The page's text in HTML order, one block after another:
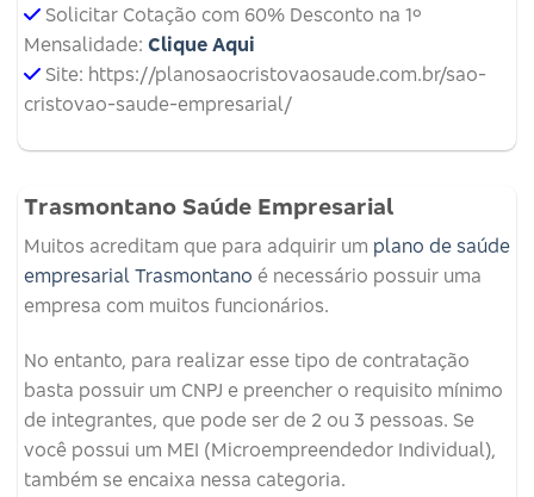
Solicitar Cotação com 60% Desconto na 1º
Mensalidade: Clique Aqui
Site: https://planosaocristovaosaude.com.br/sao-
cristovao-saude-empresarial/
Trasmontano Saúde Empresarial
Muitos acreditam que para adquirir um plano de saúde
empresarial Trasmontano é necessário possuir uma
empresa com muitos funcionários.
No entanto, para realizar esse tipo de contratação
basta possuir um CNPJ e preencher o requisito mínimo
de integrantes, que pode ser de 2 ou 3 pessoas. Se
você possui um MEI (Microempreendedor Individual),
também se encaixa nessa categoria.